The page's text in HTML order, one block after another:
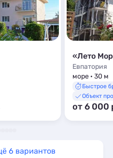
«Лето
Евпатория
море · 30 м
Быстрое
Объект
от 6 000
6 вариантов